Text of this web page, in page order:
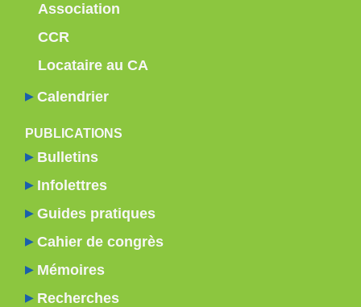
Association
CCR
Locataire au CA
Calendrier
PUBLICATIONS
Bulletins
Infolettres
Guides pratiques
Cahier de congrès
Mémoires
Recherches